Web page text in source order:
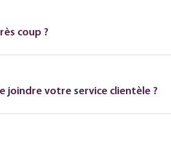
coup ?
joindre votre service clientèle ?